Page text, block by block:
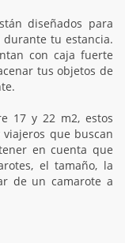
diseñados para
tu estancia.
con caja fuerte
tus objetos de
17 y 22 m2, estos
que buscan
en cuenta que
el tamaño, la
de un camarote a